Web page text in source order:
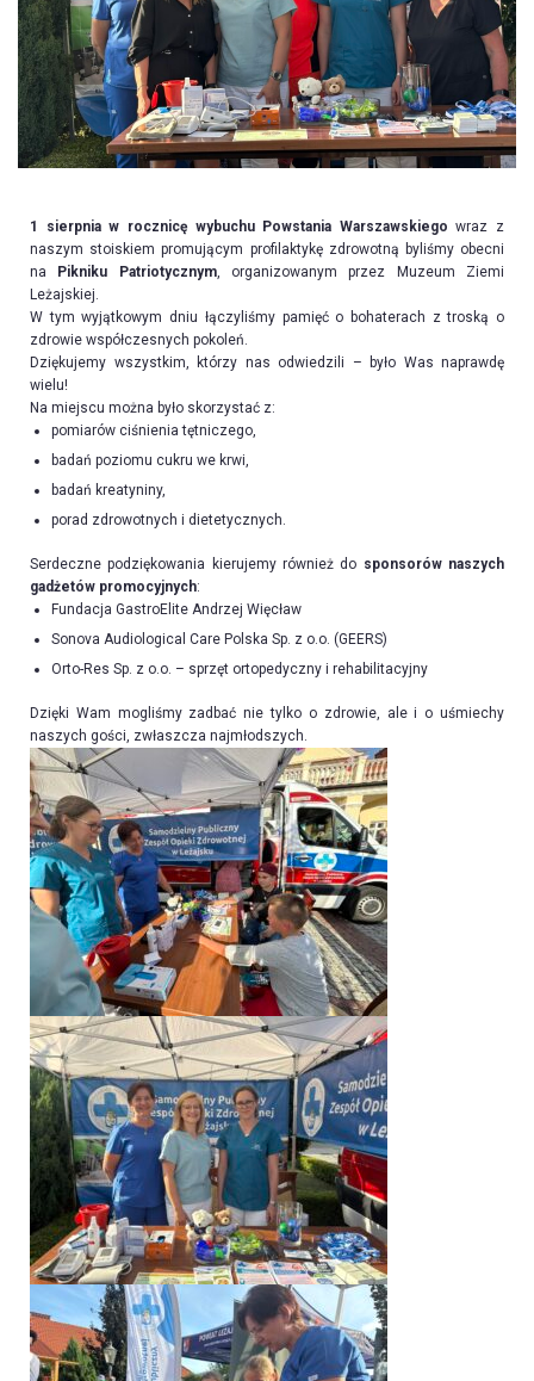
1 sierpnia w rocznicę wybuchu Powstania Warszawskiego wraz z
naszym stoiskiem promującym profilaktykę zdrowotną byliśmy obecni
na Pikniku Patriotycznym, organizowanym przez Muzeum Ziemi
Leżajskiej.
W tym wyjątkowym dniu łączyliśmy pamięć o bohaterach z troską o
zdrowie współczesnych pokoleń.
Dziękujemy wszystkim, którzy nas odwiedzili – było Was naprawdę
wielu!
Na miejscu można było skorzystać z:
pomiarów ciśnienia tętniczego,
badań poziomu cukru we krwi,
badań kreatyniny,
porad zdrowotnych i dietetycznych.
Serdeczne podziękowania kierujemy również do sponsorów naszych
gadżetów promocyjnych:
Fundacja GastroElite Andrzej Więcław
Sonova Audiological Care Polska Sp. z o.o. (GEERS)
Orto-Res Sp. z o.o. – sprzęt ortopedyczny i rehabilitacyjny
Dzięki Wam mogliśmy zadbać nie tylko o zdrowie, ale i o uśmiechy
naszych gości, zwłaszcza najmłodszych.